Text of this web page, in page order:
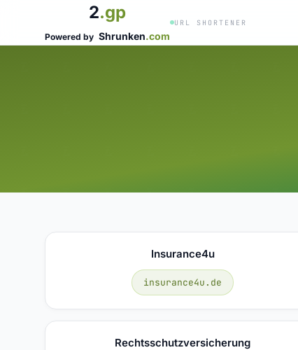
2.gp
Powered by Shrunken.com
URL SHORTENER
Insurance4u
insurance4u.de
Rechtsschutzversicherung